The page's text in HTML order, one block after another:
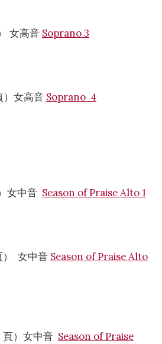
女高音 Soprano 3
）女高音 Soprano 4
女中音 Season of Praise Alto 1
） 女中音 Season of Praise Alto
頁）女中音 Season of Praise